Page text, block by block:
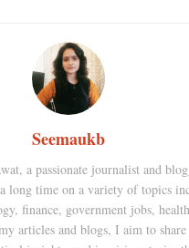
Seemaukb
a passionate journalist and
long time on a variety of topics
finance, government jobs,
articles and blogs, I aim to